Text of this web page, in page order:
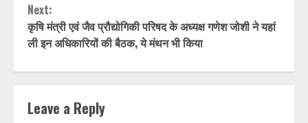
Next:
कृषि मंत्री एवं जैव प्रौद्योगिकी परिषद के अध्यक्ष गणेश जोशी ने यहां
ली इन अधिकारियों की बैठक, ये मंथन भी किया
Leave a Reply